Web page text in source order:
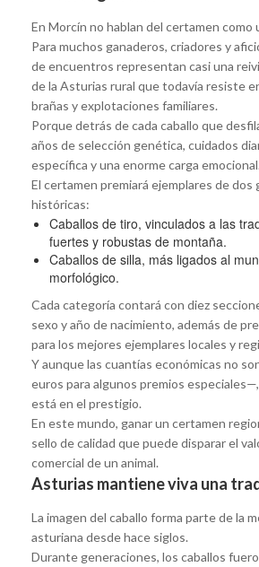
En Morcín no hablan del certamen como
Para muchos ganaderos, criadores y
de encuentros representan casi una
de la Asturias rural que todavía resiste
brañas y explotaciones familiares.
Porque detrás de cada caballo que
años de selección genética, cuidados
específica y una enorme carga emocional.
El certamen premiará ejemplares de dos
históricas:
Caballos de tiro, vinculados a las
fuertes y robustas de montaña.
Caballos de silla, más ligados al
morfológico.
Cada categoría contará con diez
sexo y año de nacimiento, además de
para los mejores ejemplares locales y
Y aunque las cuantías económicas no
euros para algunos premios
está en el prestigio.
En este mundo, ganar un certamen
sello de calidad que puede disparar el
comercial de un animal.
Asturias mantiene viva una
La imagen del caballo forma parte de la
asturiana desde hace siglos.
Durante generaciones, los caballos